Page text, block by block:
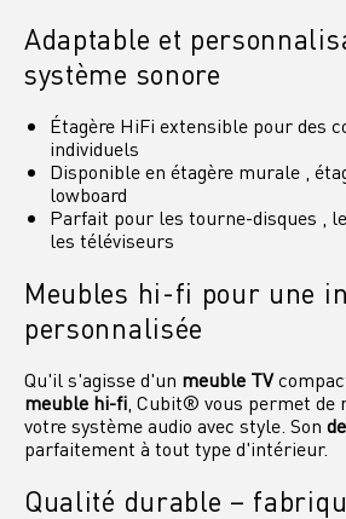
Adaptable et
système sonore
Étagère HiFi extensible pour des
individuels
Disponible en étagère murale ,
lowboard
Parfait pour les tourne-disques ,
les téléviseurs
Meubles hi-fi pour une
personnalisée
Qu'il s'agisse d'un meuble TV
meuble hi-fi , Cubit® vous permet
votre système audio avec style. Son
parfaitement à tout type d'intérieur.
Qualité durable –